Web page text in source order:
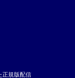
正規版配信